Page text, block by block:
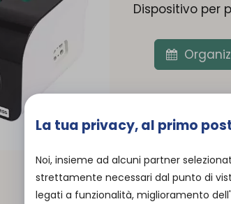
Dispositivo per
La tua privacy, al primo
Noi, insieme ad alcuni partner
strettamente necessari dal punto di
legati a funzionalità, miglioramento